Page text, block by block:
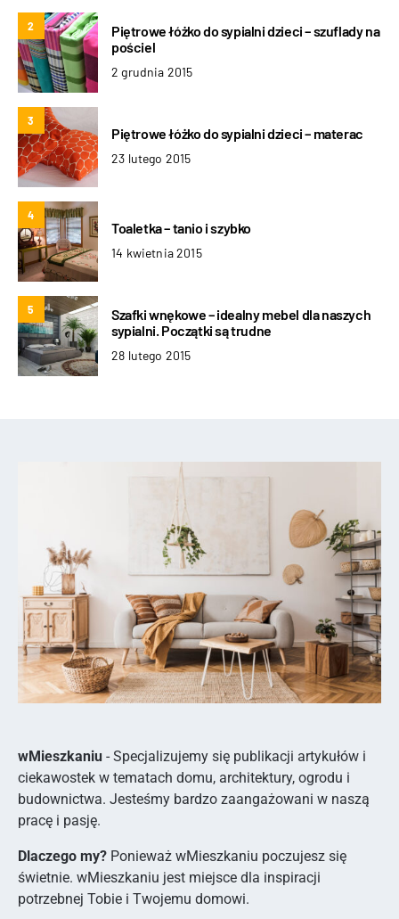
2
Piętrowe łóżko do sypialni dzieci – szuflady na
pościel
2 grudnia 2015
3
Piętrowe łóżko do sypialni dzieci – materac
23 lutego 2015
4
Toaletka – tanio i szybko
14 kwietnia 2015
5
Szafki wnękowe – idealny mebel dla naszych
sypialni. Początki są trudne
28 lutego 2015
wMieszkaniu - Specjalizujemy się publikacji artykułów i
ciekawostek w tematach domu, architektury, ogrodu i
budownictwa. Jesteśmy bardzo zaangażowani w naszą
pracę i pasję.
Dlaczego my? Ponieważ wMieszkaniu poczujesz się
świetnie. wMieszkaniu jest miejsce dla inspiracji
potrzebnej Tobie i Twojemu domowi.